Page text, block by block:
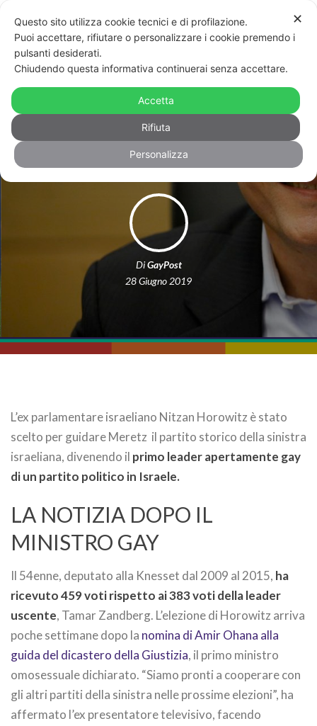
Il vincitore delle primarie del partito
della sinistra israeliana è il primo
leader gay
DiGayPost
28 Giugno 2019
L’ex parlamentare israeliano Nitzan Horowitz è stato
scelto per guidare Meretz il partito storico della sinistra
israeliana, divenendo il primo leader apertamente gay
di un partito politico in Israele.
LA NOTIZIA DOPO IL
MINISTRO GAY
Il 54enne, deputato alla Knesset dal 2009 al 2015, ha
ricevuto 459 voti rispetto ai 383 voti della leader
uscente, Tamar Zandberg. L’elezione di Horowitz arriva
poche settimane dopo la nomina di Amir Ohana alla
guida del dicastero della Giustizia, il primo ministro
omosessuale dichiarato. “Siamo pronti a cooperare con
gli altri partiti della sinistra nelle prossime elezioni”, ha
affermato l’ex presentatore televisivo, facendo
✕
Questo sito utilizza cookie tecnici e di profilazione.
Puoi accettare, rifiutare o personalizzare i cookie premendo i
pulsanti desiderati.
Chiudendo questa informativa continuerai senza accettare.
Accetta
Rifiuta
Personalizza